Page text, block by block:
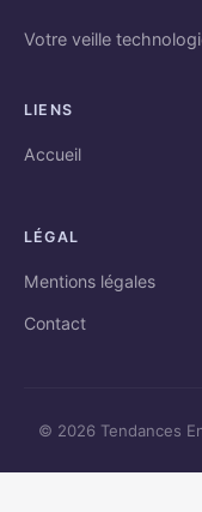
Votre veille
LIENS
Accueil
LÉGAL
Mentions légales
Contact
© 2026 Tendances